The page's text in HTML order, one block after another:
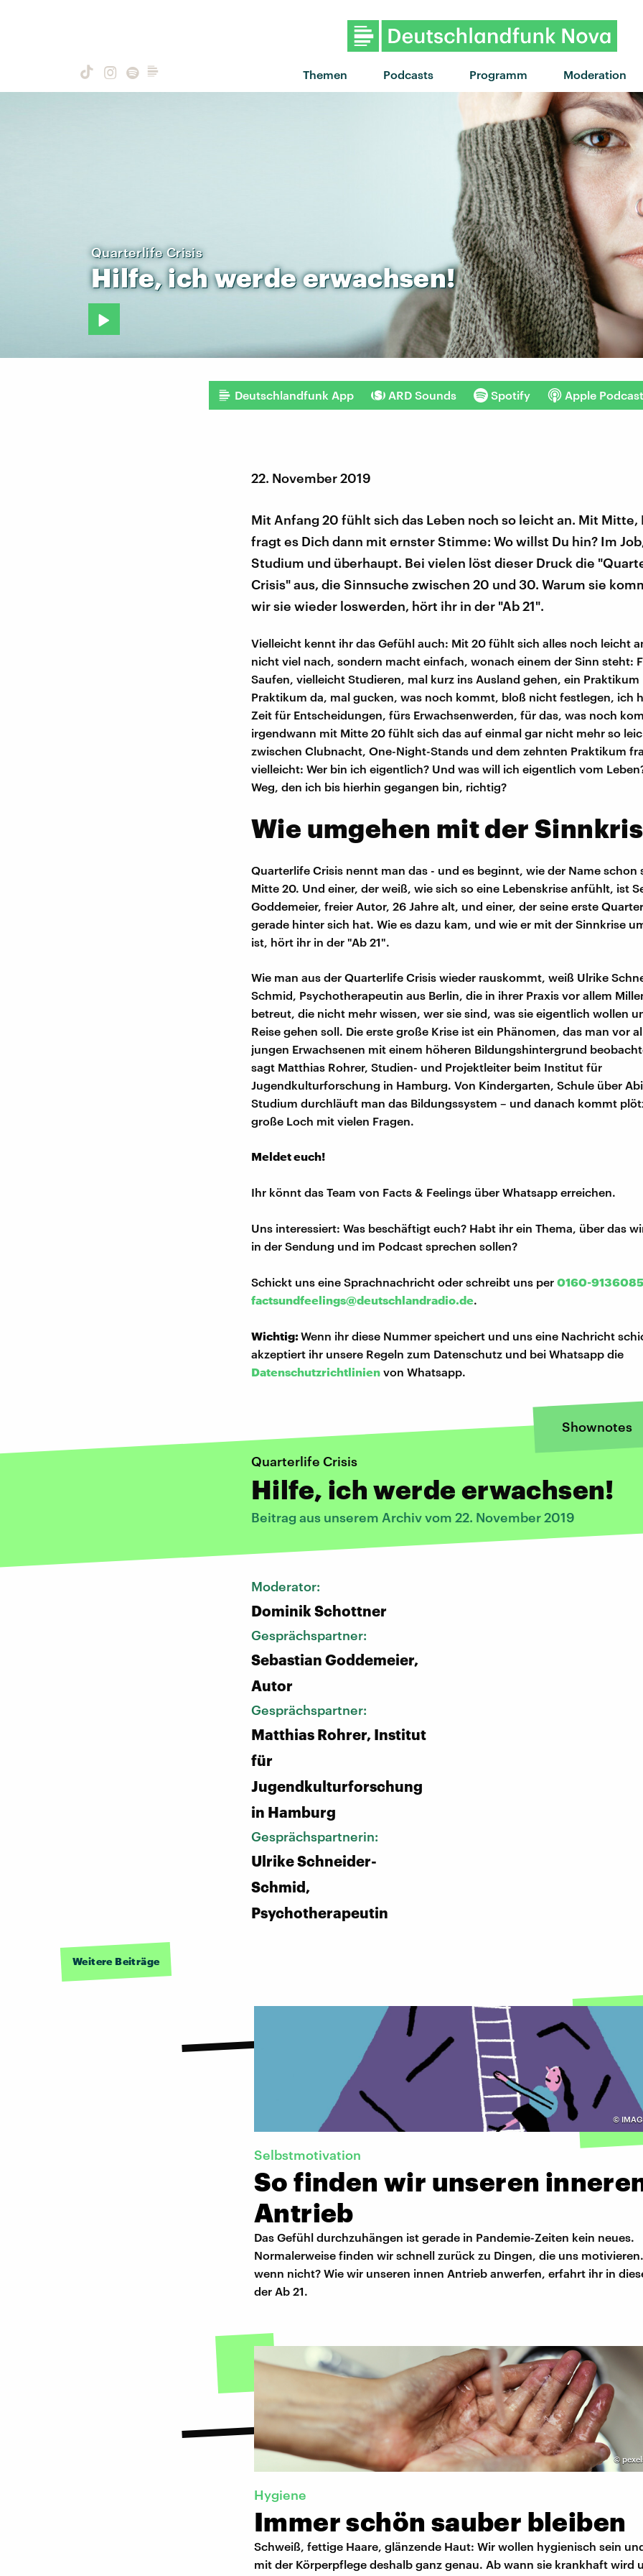
Themen Podcasts Programm Moderation
"Raindance" von Dave &
Quarterlife Crisis
Hilfe,ichwerdeerwachsen!
Deutschlandfunk App ARD Sounds Spotify Apple
22. November 2019
Mit Anfang 20 fühlt sich das Leben noch so leicht an. Mit Mitte,
fragt es Dich dann mit ernster Stimme: Wo willst Du hin? Im
Studium und überhaupt. Bei vielen löst dieser Druck die
Crisis" aus, die Sinnsuche zwischen 20 und 30. Warum sie
wir sie wieder loswerden, hört ihr in der "Ab 21".
Vielleicht kennt ihr das Gefühl auch: Mit 20 fühlt sich alles noch leicht
nicht viel nach, sondern macht einfach, wonach einem der Sinn steht:
Saufen, vielleicht Studieren, mal kurz ins Ausland gehen, ein Praktikum
Praktikum da, mal gucken, was noch kommt, bloß nicht festlegen, ich
Zeit für Entscheidungen, fürs Erwachsenwerden, für das, was noch
irgendwann mit Mitte 20 fühlt sich das auf einmal gar nicht mehr so
zwischen Clubnacht, One-Night-Stands und dem zehnten Praktikum
vielleicht: Wer bin ich eigentlich? Und was will ich eigentlich vom
Weg, den ich bis hierhin gegangen bin, richtig?
Wie umgehen mit der
Quarterlife Crisis nennt man das - und es beginnt, wie der Name schon
Mitte 20. Und einer, der weiß, wie sich so eine Lebenskrise anfühlt, ist
Goddemeier, freier Autor, 26 Jahre alt, und einer, der seine erste
gerade hinter sich hat. Wie es dazu kam, und wie er mit der Sinnkrise
ist, hört ihr in der "Ab 21".
Wie man aus der Quarterlife Crisis wieder rauskommt, weiß Ulrike
Schmid, Psychotherapeutin aus Berlin, die in ihrer Praxis vor allem
betreut, die nicht mehr wissen, wer sie sind, was sie eigentlich wollen
Reise gehen soll. Die erste große Krise ist ein Phänomen, das man vor
jungen Erwachsenen mit einem höheren Bildungshintergrund
sagt Matthias Rohrer, Studien- und Projektleiter beim Institut für
Jugendkulturforschung in Hamburg. Von Kindergarten, Schule über
Studium durchläuft man das Bildungssystem – und danach kommt
große Loch mit vielen Fragen.
Meldet euch!
Ihr könnt das Team von Facts & Feelings über Whatsapp erreichen.
Uns interessiert: Was beschäftigt euch? Habt ihr ein Thema, über das
in der Sendung und im Podcast sprechen sollen?
Schickt uns eine Sprachnachricht oder schreibt uns per 0160-
factsundfeelings@deutschlandradio.de.
Wichtig:Wenn ihr diese Nummer speichert und uns eine Nachricht
akzeptiert ihr unsere Regeln zum Datenschutz und bei Whatsapp die
Datenschutzrichtlinien von Whatsapp.
Shownotes
Quarterlife Crisis
Hilfe, ich werde erwachsen!
Beitrag aus unserem Archiv vom 22. November 2019
Moderator:
Dominik Schottner
Gesprächspartner:
Sebastian Goddemeier,
Autor
Gesprächspartner:
Matthias Rohrer, Institut
für
Jugendkulturforschung
in Hamburg
Gesprächspartnerin:
Ulrike Schneider-
Schmid,
Psychotherapeutin
Weitere Beiträge
©
Selbstmotivation
So finden wir unseren
Antrieb
Das Gefühl durchzuhängen ist gerade in Pandemie-Zeiten kein neues.
Normalerweise finden wir schnell zurück zu Dingen, die uns
wenn nicht? Wie wir unseren innen Antrieb anwerfen, erfahrt ihr in
der Ab 21.
©
Hygiene
Immer schön sauber bleiben
Schweiß, fettige Haare, glänzende Haut: Wir wollen hygienisch sein
mit der Körperpflege deshalb ganz genau. Ab wann sie krankhaft wird